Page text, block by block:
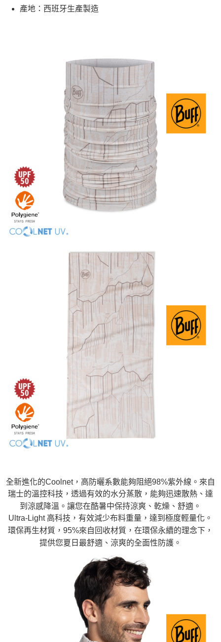
產地：西班牙生產製造
全新進化的Coolnet，高防曬系數能夠阻絕98%紫外線。來自
瑞士的溫控科技，透過有效的水分蒸散，能夠迅速散熱、達
到涼感降溫。讓您在酷暑中保持涼爽、乾燥、舒適。
Ultra-Light 高科技，有效減少布料重量，達到極度輕量化。
環保再生材質，95%來自回收材質，在環保永續的理念下，
提供您夏日最舒適、涼爽的全面性防護。